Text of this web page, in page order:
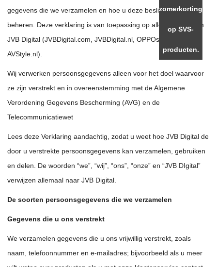
gegevens die we verzamelen en hoe u deze beslissingen kunt
beheren. Deze verklaring is van toepassing op alle websites van
JVB Digital (JVBDigital.com, JVBDigital.nl, OPPOstore.nl en
AVStyle.nl).
Wij verwerken persoonsgegevens alleen voor het doel waarvoor
ze zijn verstrekt en in overeenstemming met de Algemene
Verordening Gegevens Bescherming (AVG) en de
Telecommunicatiewet
Lees deze Verklaring aandachtig, zodat u weet hoe JVB Digital de
door u verstrekte persoonsgegevens kan verzamelen, gebruiken
en delen. De woorden “we”, “wij”, “ons”, “onze” en “JVB DIgital”
verwijzen allemaal naar JVB Digital.
De soorten persoonsgegevens die we verzamelen
Gegevens die u ons verstrekt
We verzamelen gegevens die u ons vrijwillig verstrekt, zoals
naam, telefoonnummer en e-mailadres; bijvoorbeeld als u meer
zomerkorting
op SVS-
producten.